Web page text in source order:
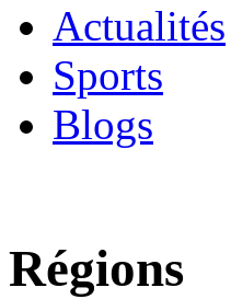
Actualités
Sports
Blogs
Régions